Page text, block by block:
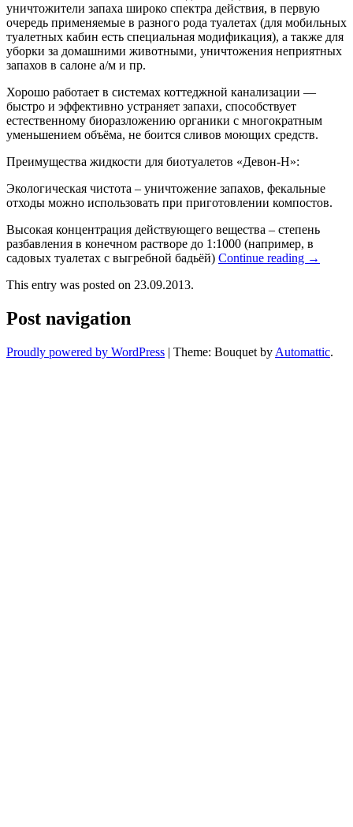
уничтожители запаха широко спектра действия, в первую
очередь применяемые в разного рода туалетах (для мобильных
туалетных кабин есть специальная модификация), а также для
уборки за домашними животными, уничтожения неприятных
запахов в салоне а/м и пр.
Хорошо работает в системах коттеджной канализации —
быстро и эффективно устраняет запахи, способствует
естественному биоразложению органики с многократным
уменьшением объёма, не боится сливов моющих средств.
Преимущества жидкости для биотуалетов «Девон-Н»:
Экологическая чистота – уничтожение запахов, фекальные
отходы можно использовать при приготовлении компостов.
Высокая концентрация действующего вещества – степень
разбавления в конечном растворе до 1:1000 (например, в
садовых туалетах с выгребной бадьёй) Continue reading →
This entry was posted on 23.09.2013.
Post navigation
Proudly powered by WordPress | Theme: Bouquet by Automattic.